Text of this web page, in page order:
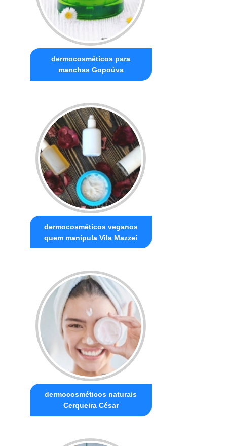
dermocosméticos para
manchas Gopoúva
dermocosméticos veganos
quem manipula Vila Mazzei
dermocosméticos naturais
Cerqueira César